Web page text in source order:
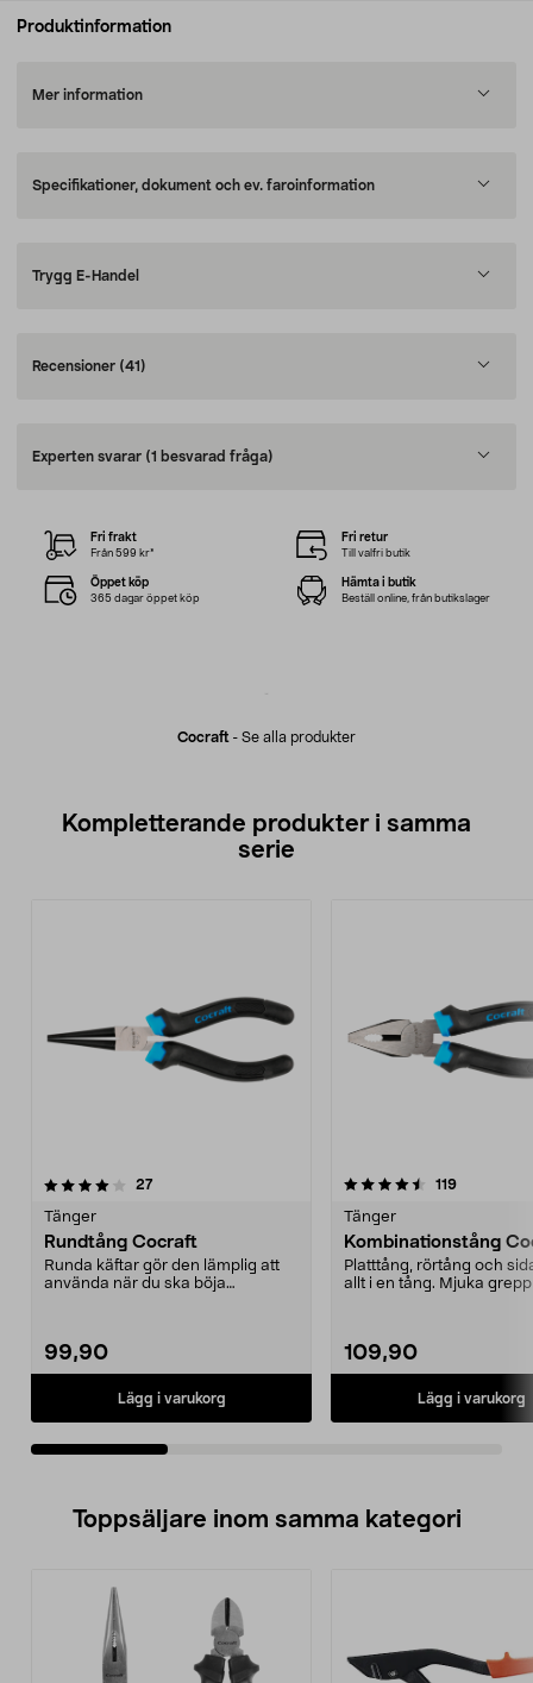
Produktinformation
Mer information
Specifikationer, dokument och ev. faroinformation
Trygg E-Handel
Recensioner (41)
Experten svarar (1 besvarad fråga)
Cocraft - Se alla produkter
Fri frakt
Från 599 kr*
Fri retur
Till valfri butik
Öppet köp
365 dagar öppet köp
Hämta i butik
Beställ online, från butikslager
Kompletterande produkter i samma
serie
27recensioner
Tänger
Rundtång Cocraft
Runda käftar gör den lämplig att
använda när du ska böja
99,90
Lägg i varukorg
4.5av 5 stjärnor 119
Tänger
Kombinationstång
Platttång, rörtång och
allt i en tång. Mjuka
109,90
Lägg i varukorg
4.5av 5 stjärnor
Toppsäljare inom samma kategori